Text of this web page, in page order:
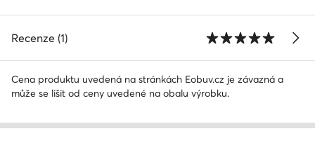
Recenze (1)
Cena produktu uvedená na stránkách Eobuv.cz je závazná a
může se lišit od ceny uvedené na obalu výrobku.